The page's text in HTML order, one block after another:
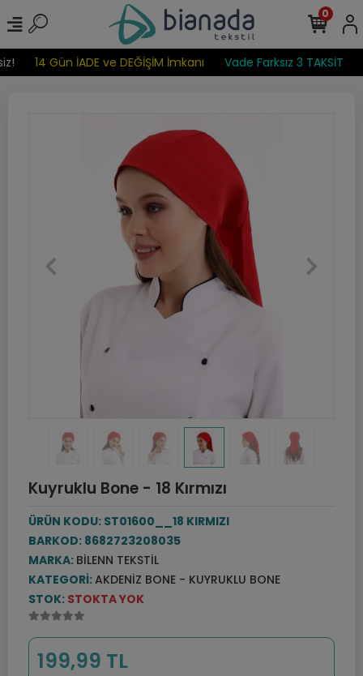
14 Gün İADE ve DEĞİŞİM İmkanı Vade Farksız 3 TAKSİT
0
Kuyruklu Bone - 18 Kırmızı
ÜRÜN KODU: ST01600__18 KIRMIZI
BARKOD: 8682723208035
MARKA: BILENN TEKSTIL
KATEGORI:AKDENIZ BONE - KUYRUKLU BONE
STOK: STOKTA YOK
199,99 TL